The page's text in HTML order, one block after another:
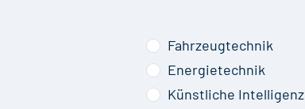
Fahrzeugtechnik
Energietechnik
Künstliche Intelligenz